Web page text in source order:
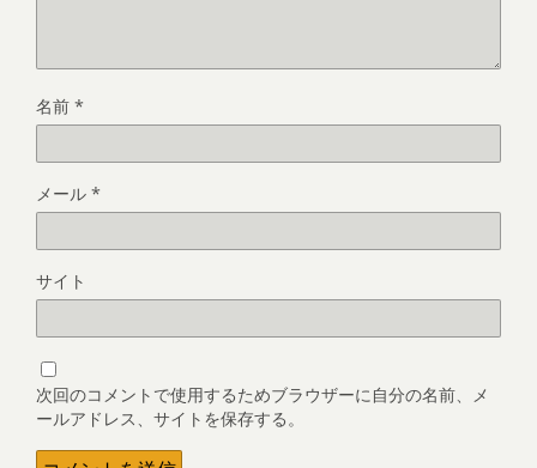
名前 *
メール *
サイト
次回のコメントで使用するためブラウザーに自分の名前、メ
ールアドレス、サイトを保存する。